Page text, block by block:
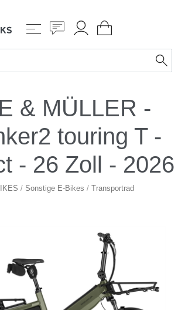
& MÜLLER -
touring T -
- 26 Zoll - 2026
/ Sonstige E-Bikes / Transportrad